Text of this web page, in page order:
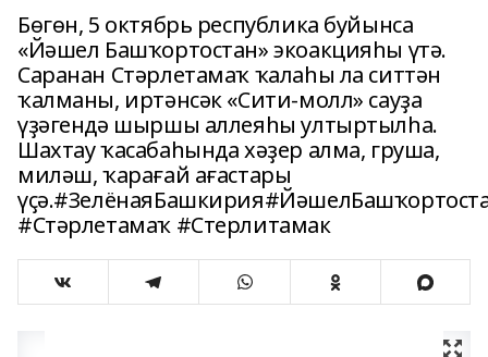
Бөгөн, 5 октябрь республика буйынса
«Йәшел Башҡортостан» экоакцияһы үтә.
Саранан Стәрлетамаҡ ҡалаһы ла ситтән
ҡалманы, иртәнсәк «Сити-молл» сауҙа
үҙәгендә шыршы аллеяһы ултыртылһа.
Шахтау ҡасабаһында хәҙер алма, груша,
миләш, ҡарағай ағастары
#Стәрлетамаҡ #Стерлитамак